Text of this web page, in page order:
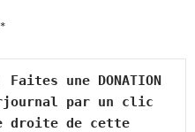
une DONATION
par un clic
droite de cette